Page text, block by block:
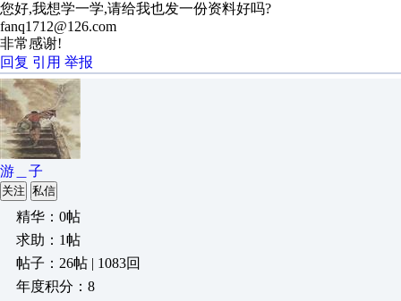
您好,我想学一学,请给我也发一份资料好吗?
fanq1712@126.com
非常感谢!
回复 引用 举报
游＿子
关注 私信
精华：0帖
求助：1帖
帖子：26帖 | 1083回
年度积分：8